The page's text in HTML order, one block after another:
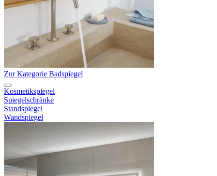
Zur Kategorie Badspiegel
Kosmetikspiegel
Spiegelschränke
Standspiegel
Wandspiegel